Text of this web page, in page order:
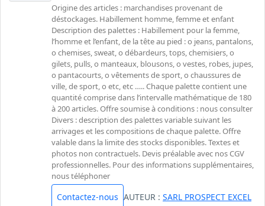
Origine des articles : marchandises provenant de
déstockages. Habillement homme, femme et enfant
Description des palettes : Habillement pour la femme,
l’homme et l’enfant, de la tête au pied : o jeans, pantalons,
o chemises, sweat, o débardeurs, tops, chemisiers, o
gilets, pulls, o manteaux, blousons, o vestes, robes, jupes,
o pantacourts, o vêtements de sport, o chaussures de
ville, de sport, o etc, etc ….. Chaque palette contient une
quantité comprise dans l’intervalle mathématique de 180
à 200 articles. Offre soumise à conditions : nous consulter
Divers : description des palettes variable suivant les
arrivages et les compositions de chaque palette. Offre
valable dans la limite des stocks disponibles. Textes et
photos non contractuels. Devis préalable avec nos CGV
professionnelles. Pour des informations supplémentaires,
nous téléphoner
Contactez-nous AUTEUR : SARL PROSPECT EXCEL